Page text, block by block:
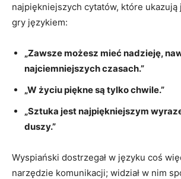
najpiękniejszych cytatów,⁣ które
gry językiem:
„Zawsze możesz ‍mieć nadzieję,
najciemniejszych czasach.”
„W⁢ życiu piękne⁣ są tylko chwile.”
„Sztuka jest najpiękniejszym
duszy.”
Wyspiański dostrzegał w języku coś
narzędzie⁣ komunikacji; widział w nim